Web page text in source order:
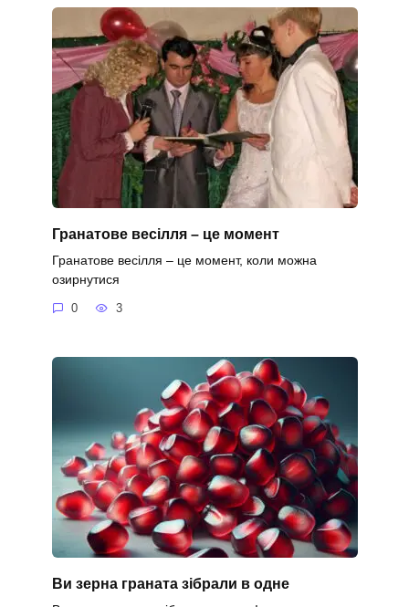
Гранатове весілля – це момент
Гранатове весілля – це момент, коли можна
озирнутися
0 3
Ви зерна граната зібрали в одне